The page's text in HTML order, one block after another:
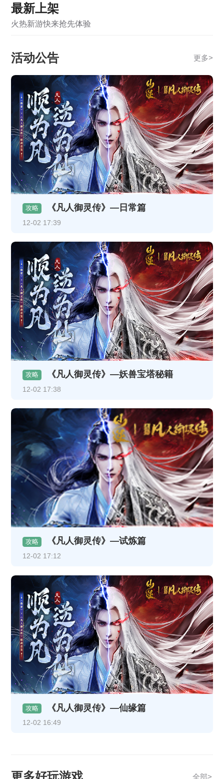
最新上架
火热新游快来抢先体验
活动公告 更多>
攻略 《凡人御灵传》—日常篇
12-02 17:39
攻略 《凡人御灵传》—妖兽宝塔秘籍
12-02 17:38
攻略 《凡人御灵传》—试炼篇
12-02 17:12
攻略 《凡人御灵传》—仙缘篇
12-02 16:49
全部>